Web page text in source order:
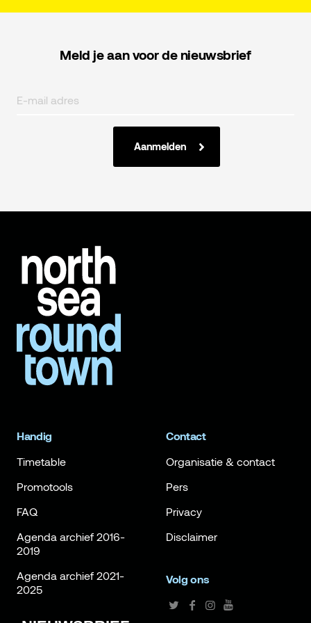
Meld je aan voor de nieuwsbrief
Aanmelden
Handig
Timetable
Promotools
FAQ
Agenda archief 2016-
2019
Agenda archief 2021-
2025
Contact
Organisatie & contact
Pers
Privacy
Disclaimer
Volg ons